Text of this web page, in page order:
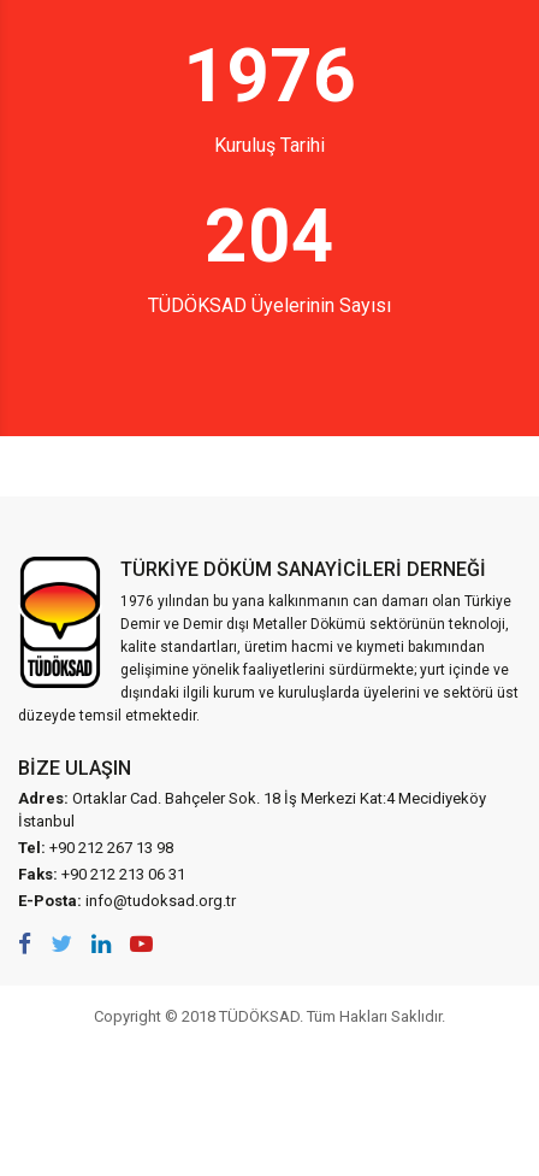
1976
Kuruluş Tarihi
204
TÜDÖKSAD Üyelerinin Sayısı
TÜRKİYE DÖKÜM SANAYİCİLERİ DERNEĞİ
1976 yılından bu yana kalkınmanın can damarı olan Türkiye
Demir ve Demir dışı Metaller Dökümü sektörünün teknoloji,
kalite standartları, üretim hacmi ve kıymeti bakımından
gelişimine yönelik faaliyetlerini sürdürmekte; yurt içinde ve
dışındaki ilgili kurum ve kuruluşlarda üyelerini ve sektörü üst
düzeyde temsil etmektedir.
BIZE ULAŞIN
Adres: Ortaklar Cad. Bahçeler Sok. 18 İş Merkezi Kat:4 Mecidiyeköy
İstanbul
Tel: +90 212 267 13 98
Faks: +90 212 213 06 31
E-Posta: info@tudoksad.org.tr
Copyright © 2018 TÜDÖKSAD. Tüm Hakları Saklıdır.